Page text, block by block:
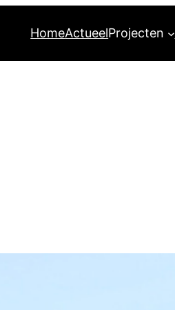
HomeActueelProjecten